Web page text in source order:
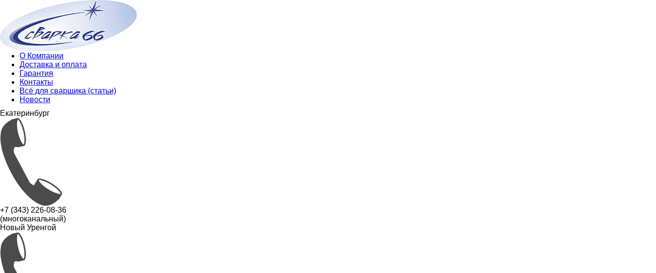
О Компании
Доставка и оплата
Гарантия
Контакты
Всё для сварщика (статьи)
Новости
Екатеринбург
+7 (343) 226-08-36
(многоканальный)
Новый Уренгой